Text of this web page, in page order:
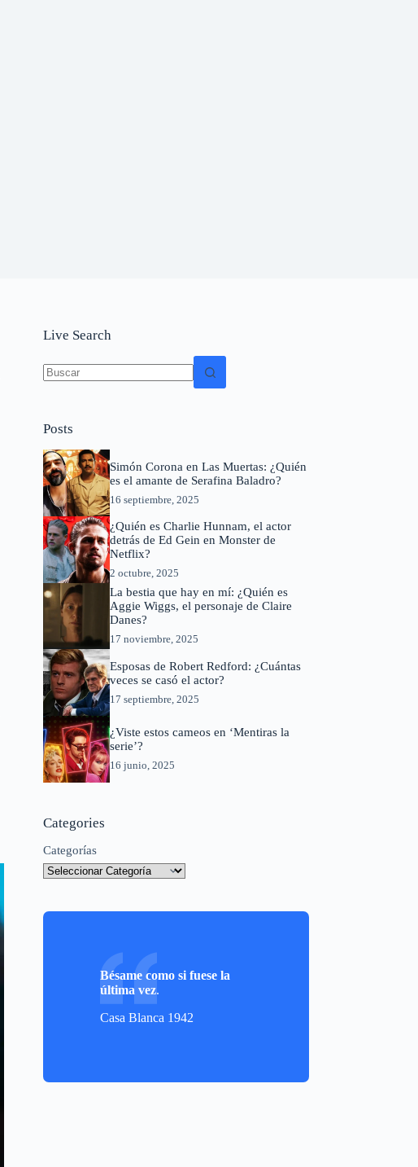
Live Search
Posts
Simón Corona en Las Muertas: ¿Quién
es el amante de Serafina Baladro?
16 septiembre, 2025
¿Quién es Charlie Hunnam, el actor
detrás de Ed Gein en Monster de
Netflix?
2 octubre, 2025
La bestia que hay en mí: ¿Quién es
Aggie Wiggs, el personaje de Claire
Danes?
17 noviembre, 2025
Esposas de Robert Redford: ¿Cuántas
veces se casó el actor?
17 septiembre, 2025
¿Viste estos cameos en ‘Mentiras la
serie’?
16 junio, 2025
Categories
Categorías
Bésame como si fuese la
última vez.
Casa Blanca 1942